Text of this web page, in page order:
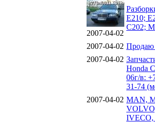
2007-04-02
Е210;
C202;
2007-04-02 Продаю
2007-04-02
Honda
06г/в:
31-74
2007-04-02 MAN,